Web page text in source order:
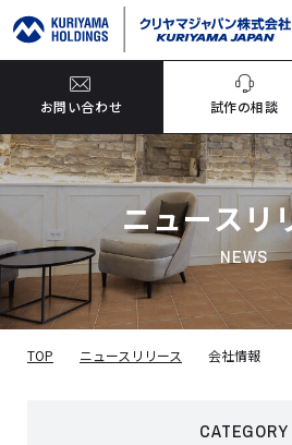
お問い合わせ 試作の相談
ニュースリ
NEWS
TOP ニュースリリース 会社情報
CATEGORY